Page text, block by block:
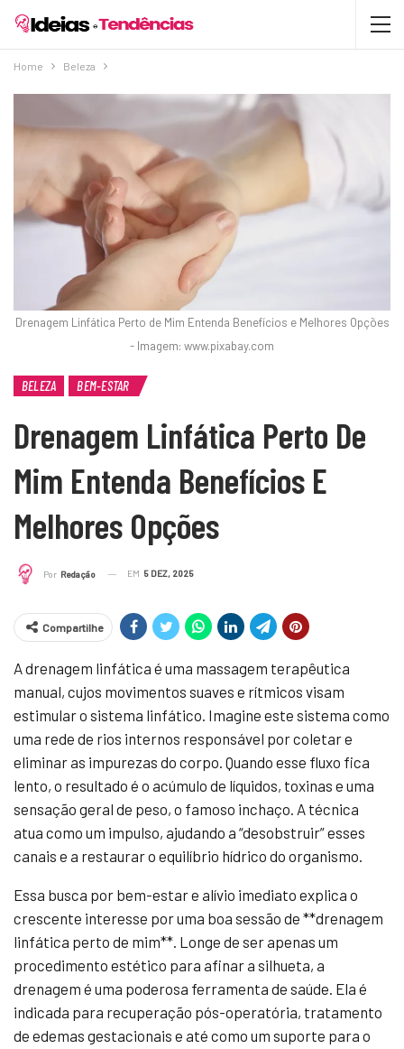
Home Beleza
Drenagem Linfática Perto de Mim Entenda Benefícios e Melhores Opções
- Imagem: www.pixabay.com
BELEZA BEM-ESTAR
Drenagem Linfática Perto De
Mim Entenda Benefícios E
Melhores Opções
Por Redação EM 5 DEZ, 2025
Compartilhe
A drenagem linfática é uma massagem terapêutica
manual, cujos movimentos suaves e rítmicos visam
estimular o sistema linfático. Imagine este sistema como
uma rede de rios internos responsável por coletar e
eliminar as impurezas do corpo. Quando esse fluxo fica
lento, o resultado é o acúmulo de líquidos, toxinas e uma
sensação geral de peso, o famoso inchaço. A técnica
atua como um impulso, ajudando a “desobstruir” esses
canais e a restaurar o equilíbrio hídrico do organismo.
Essa busca por bem-estar e alívio imediato explica o
crescente interesse por uma boa sessão de **drenagem
linfática perto de mim**. Longe de ser apenas um
procedimento estético para afinar a silhueta, a
drenagem é uma poderosa ferramenta de saúde. Ela é
indicada para recuperação pós-operatória, tratamento
de edemas gestacionais e até como um suporte para o